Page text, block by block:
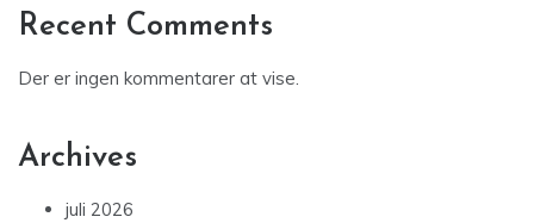
Recent Comments
Der er ingen kommentarer at vise.
Archives
juli 2026